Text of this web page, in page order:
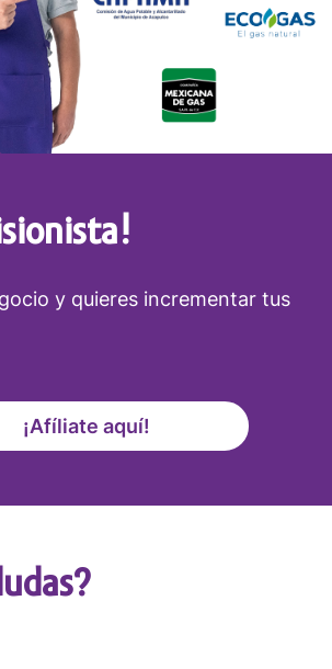
y quieres incrementar tus
¡Afíliate aquí!